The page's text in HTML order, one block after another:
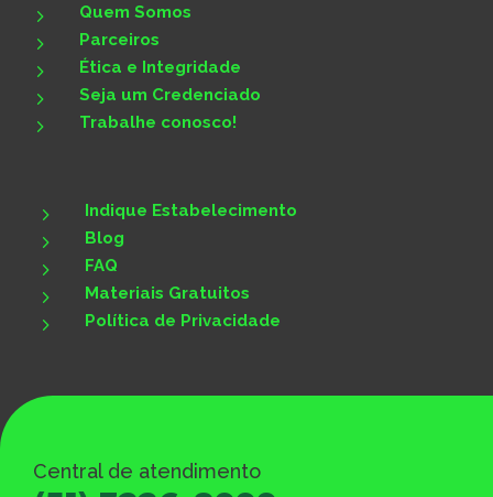
5 Quem Somos
5 Parceiros
5 Ética e Integridade
5 Seja um Credenciado
5 Trabalhe conosco!
5 Indique Estabelecimento
5 Blog
5 FAQ
5 Materiais Gratuitos
5 Política de Privacidade
Central de atendimento